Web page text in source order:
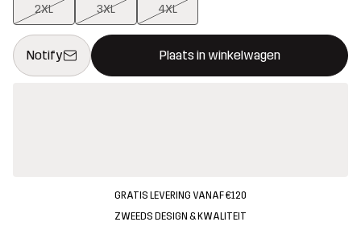
2XL 3XL 4XL
Notify Plaats in winkelwagen
Deze knop opent een modal met de bevestiging van een
{{size}} niet beschikbaar
GRATIS LEVERING VANAF €120
ZWEEDS DESIGN & KWALITEIT